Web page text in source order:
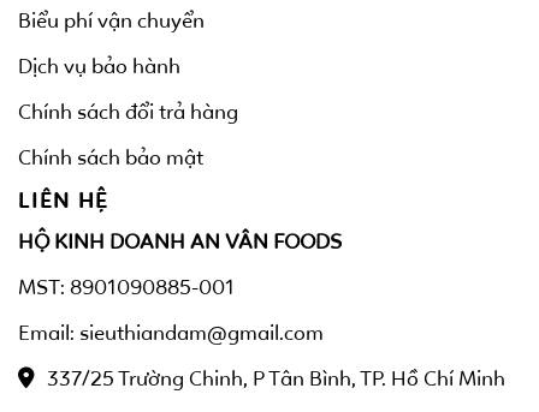
Biểu phí vận chuyển
Dịch vụ bảo hành
Chính sách đổi trả hàng
Chính sách bảo mật
LIÊN HỆ
HỘ KINH DOANH AN VÂN FOODS
MST: 8901090885-001
Email: sieuthiandam@gmail.com
337/25 Trường Chinh, P Tân Bình, TP. Hồ Chí Minh